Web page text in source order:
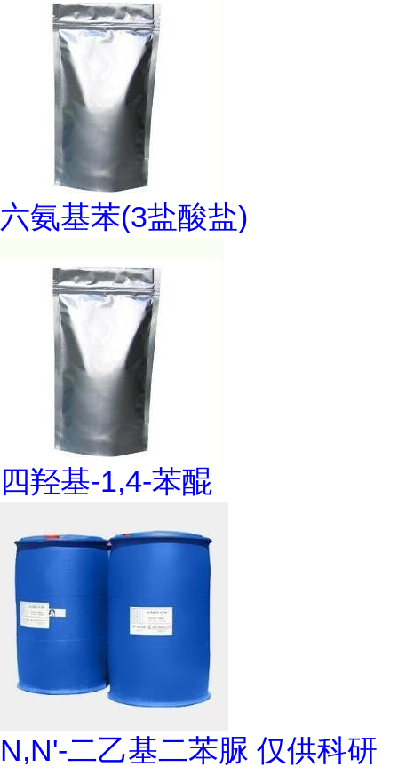
六氨基苯(3盐酸盐)
四羟基-1,4-苯醌
N,N'-二乙基二苯脲 仅供科研